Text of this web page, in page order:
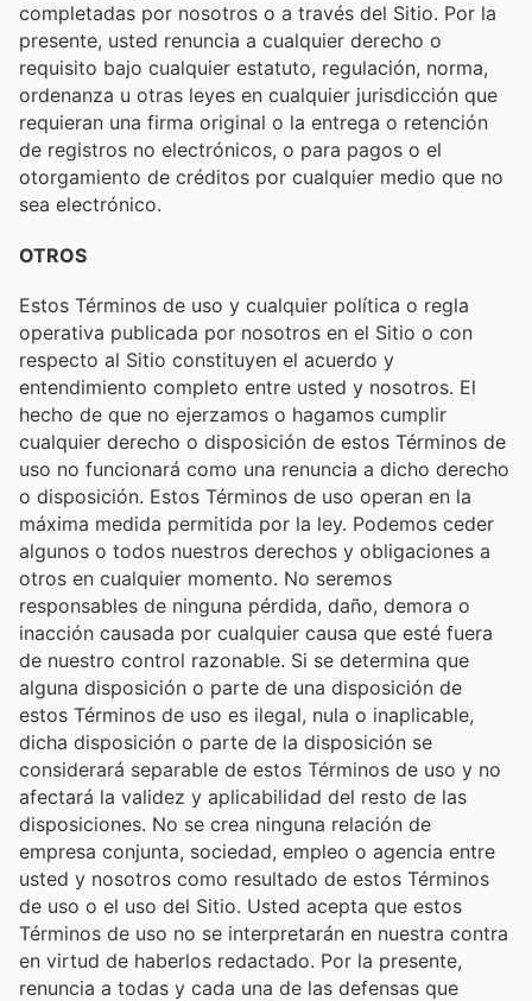
completadas por nosotros o a través del Sitio. Por la
presente, usted renuncia a cualquier derecho o
requisito bajo cualquier estatuto, regulación, norma,
ordenanza u otras leyes en cualquier jurisdicción que
requieran una firma original o la entrega o retención
de registros no electrónicos, o para pagos o el
otorgamiento de créditos por cualquier medio que no
sea electrónico.
OTROS
Estos Términos de uso y cualquier política o regla
operativa publicada por nosotros en el Sitio o con
respecto al Sitio constituyen el acuerdo y
entendimiento completo entre usted y nosotros. El
hecho de que no ejerzamos o hagamos cumplir
cualquier derecho o disposición de estos Términos de
uso no funcionará como una renuncia a dicho derecho
o disposición. Estos Términos de uso operan en la
máxima medida permitida por la ley. Podemos ceder
algunos o todos nuestros derechos y obligaciones a
otros en cualquier momento. No seremos
responsables de ninguna pérdida, daño, demora o
inacción causada por cualquier causa que esté fuera
de nuestro control razonable. Si se determina que
alguna disposición o parte de una disposición de
estos Términos de uso es ilegal, nula o inaplicable,
dicha disposición o parte de la disposición se
considerará separable de estos Términos de uso y no
afectará la validez y aplicabilidad del resto de las
disposiciones. No se crea ninguna relación de
empresa conjunta, sociedad, empleo o agencia entre
usted y nosotros como resultado de estos Términos
de uso o el uso del Sitio. Usted acepta que estos
Términos de uso no se interpretarán en nuestra contra
en virtud de haberlos redactado. Por la presente,
renuncia a todas y cada una de las defensas que